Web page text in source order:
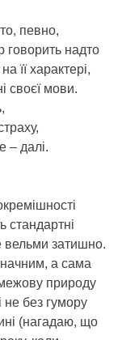
певно,
говорить надто
її характері,
своєї мови.
– далі.
стандартні
вельми затишно.
а сама
природу
не без гумору
(нагадаю, що